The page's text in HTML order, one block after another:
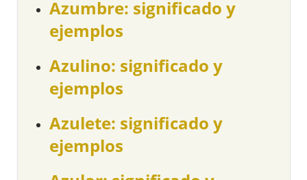
Azumbre: significado y
ejemplos
Azulino: significado y
ejemplos
Azulete: significado y
ejemplos